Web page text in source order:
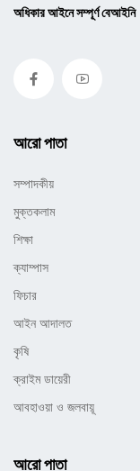
অধিকার আইনে সম্পূর্ণ
আরো পাতা
সম্পাদকীয়
মুক্তকলাম
শিক্ষা
ক্যাম্পাস
ফিচার
আইন আদালত
কৃষি
ক্রাইম ডায়েরী
আবহাওয়া ও জলবায়ূ
আরো পাতা